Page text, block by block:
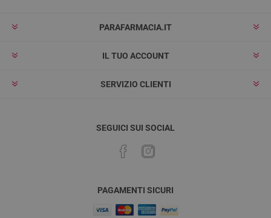
PARAFARMACIA.IT
IL TUO ACCOUNT
SERVIZIO CLIENTI
SEGUICI SUI SOCIAL
PAGAMENTI SICURI